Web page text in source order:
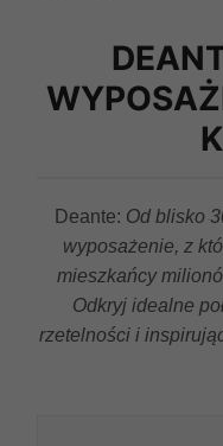
Deante: Od blisko
wyposażenie, z
mieszkańcy
Odkryj idealne
rzetelności i